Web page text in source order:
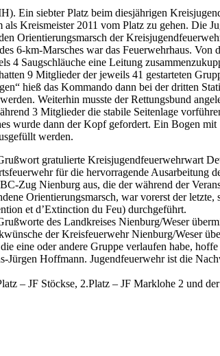
Ein siebter Platz beim diesjährigen
als Kreismeister 2011 vom Platz zu gehen. Die
Orientierungsmarsch der
6-km-Marsches war das Feuerwehrhaus. Von
4 Saugschläuche eine Leitung
9 Mitglieder der jeweils 41 gestarteten
hieß das Kommando dann bei der dritten
Weiterhin musste der Rettungsbund
3 Mitglieder die stabile Seitenlage
wurde dann der Kopf gefordert. Ein Bogen
werden.
gratulierte Kreisjugendfeuerwehrwart
für die hervorragende Ausarbeitung
Zug Nienburg aus, die der während der
Orientierungsmarsch, war vorerst der
et d’Extinction du Feu) durchgeführt.
des Landkreises Nienburg/Weser
der Kreisfeuerwehr Nienburg/Weser
eine oder andere Gruppe verlaufen habe,
Jürgen Hoffmann. Jugendfeuerwehr ist die
– JF Stöckse, 2.Platz – JF Marklohe 2 und